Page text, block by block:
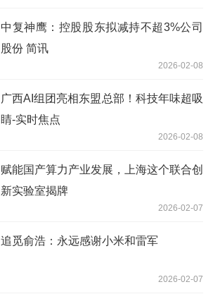
中复神鹰：控股股东拟减持不超3%公司
股份 简讯
2026-02-08
广西AI组团亮相东盟总部！科技年味超吸
睛-实时焦点
2026-02-08
赋能国产算力产业发展，上海这个联合创
新实验室揭牌
2026-02-07
追觅俞浩：永远感谢小米和雷军
2026-02-07